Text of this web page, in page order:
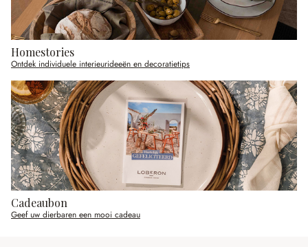
Homestories
Ontdek individuele interieurideeën en decoratietips
Cadeaubon
Geef uw dierbaren een mooi cadeau